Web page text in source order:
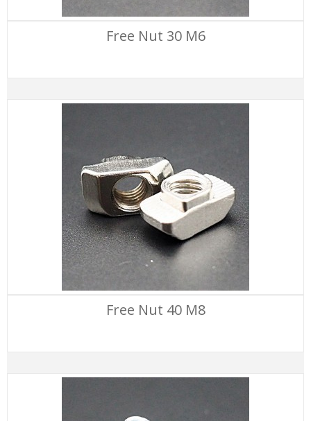
Free Nut 30 M6
Free Nut 40 M8